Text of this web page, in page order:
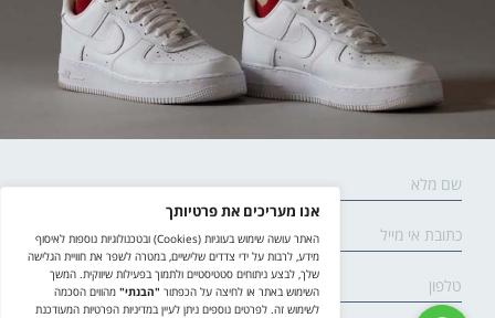
הצהרת נגישות
מדיניות פרטיות
contact@yodfat.shop
ימים א׳-ה׳,9:00-13:00
© yodfat.shop / site by crossing parallels / קידום אתר